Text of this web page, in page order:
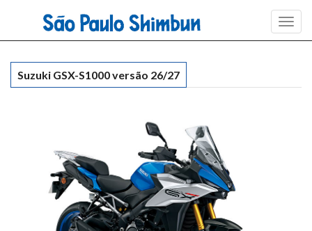
Suzuki GSX-S1000 versão 26/27